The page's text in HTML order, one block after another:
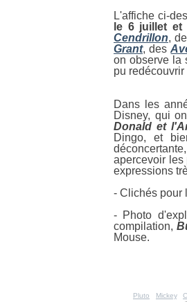
L'affiche ci-
le 6 juillet et
Cendrillon, de
Grant, des
on observe la
pu redécouvrir
Dans les
Disney, qui
Donald et
Dingo, et
apercevoir les
expressions
- Clichés pour
- Photo
compilation,
Mouse.
Pluto Mickey,